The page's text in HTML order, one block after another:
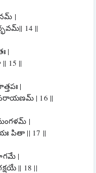
|
14 ||
|
15 ||
|
| 16 ||
|
పితా || 17 ||
|
|| 18 ||